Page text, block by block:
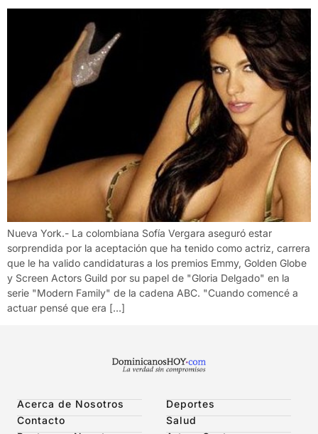
Nueva York.- La colombiana Sofía Vergara aseguró estar
sorprendida por la aceptación que ha tenido como actriz, carrera
que le ha valido candidaturas a los premios Emmy, Golden Globe
y Screen Actors Guild por su papel de "Gloria Delgado" en la
serie "Modern Family" de la cadena ABC. "Cuando comencé a
actuar pensé que era […]
Acerca de Nosotros
Contacto
Deportes
Salud